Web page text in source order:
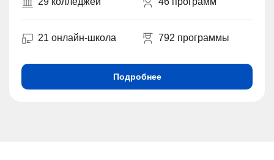
21 онлайн-школа 792 программы
Подробнее